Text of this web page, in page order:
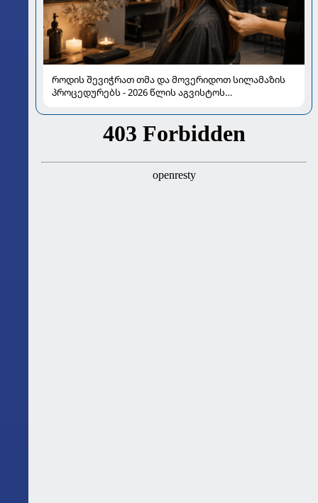
როდის შევიჭრათ თმა და მოვერიდოთ სილამაზის
პროცედურებს - 2026 წლის აგვისტოს